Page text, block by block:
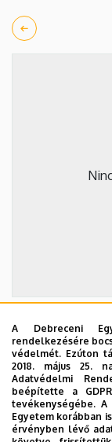
2026.
ÁOK-
Az Általános
én,
ünnepségét a
ÜNNEPSÉG,
A Debreceni
rendelkezésére
védelmét. Ezúton
2018. május 25.
Adatvédelmi
beépítette a
tevékenységébe.
Egyetem korábban
érvényben lévő